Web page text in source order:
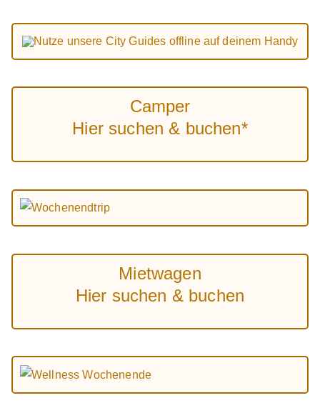
Nutze unsere City Guides offline auf deinem Handy
Camper
Hier suchen & buchen*
Mietwagen
Hier suchen & buchen